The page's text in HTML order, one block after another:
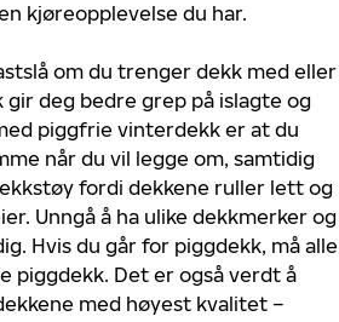
kjøreopplevelse du har.
om du trenger dekk med eller
gir deg bedre grep på islagte og
piggfrie vinterdekk er at du
når du vil legge om, samtidig
fordi dekkene ruller lett og
Unngå å ha ulike dekkmerker og
Hvis du går for piggdekk, må alle
piggdekk. Det er også verdt å
med høyest kvalitet –